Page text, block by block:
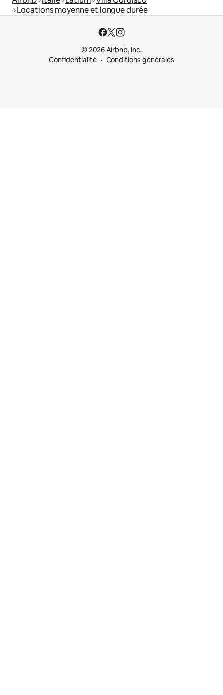
Locations moyenne et longue durée
© 2026 Airbnb, Inc.
Confidentialité
Conditions générales